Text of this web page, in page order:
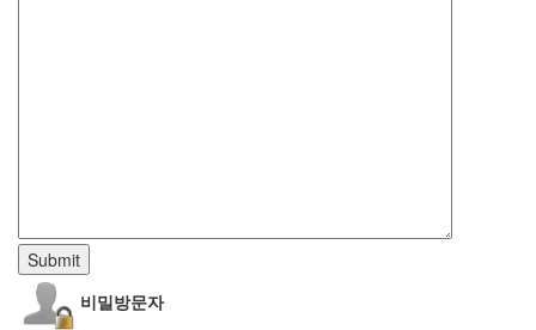
Submit
비밀방문자
탕